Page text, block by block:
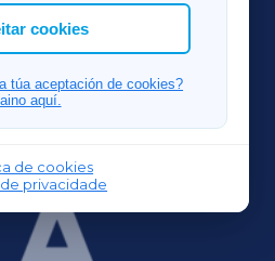
cookies
túa aceptación de cookies?
aquí.
de cookies
privacidade